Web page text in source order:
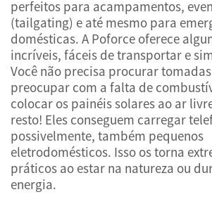
Notícias
Contacte-nos
perfeitos para acampamentos,
(tailgating) e até mesmo para
domésticas. A Poforce oferece
incríveis, fáceis de transportar e
Você não precisa procurar
preocupar com a falta de
colocar os painéis solares ao ar
resto! Eles conseguem carregar
possivelmente, também pequenos
eletrodomésticos. Isso os torna
práticos ao estar na natureza ou
energia.